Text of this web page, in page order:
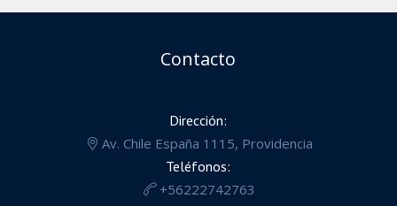
Contacto
Dirección:
Av. Chile España 1115, Providencia
Teléfonos:
+56222742763